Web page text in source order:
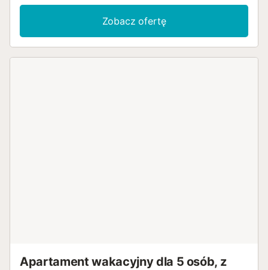
od morza. Funkcjonalne wnętrze sprawia jasne, przytulne
wrażenie i zapewnia dobre warunki do relaksującego
wypoczynku. Poczuj się jak w domu z najbliższymi i ciesz
się spokojnymi nocami w pięknych sypialniach. Delektuj się
Zobacz ofertę
Apartament wakacyjny dla 5 osób, z